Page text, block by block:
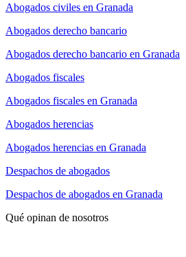
Abogados civiles en Granada
Abogados derecho bancario
Abogados derecho bancario en Granada
Abogados fiscales
Abogados fiscales en Granada
Abogados herencias
Abogados herencias en Granada
Despachos de abogados
Despachos de abogados en Granada
Qué opinan de nosotros